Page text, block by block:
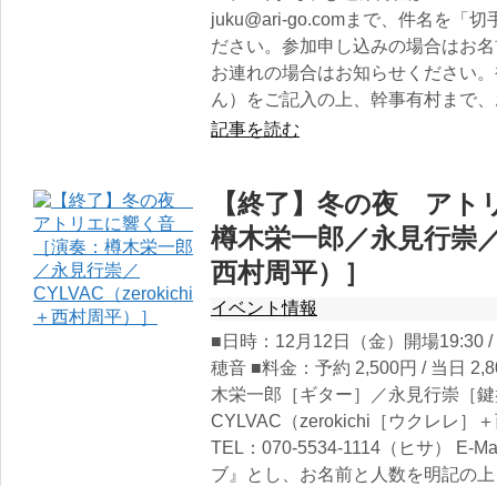
juku@ari-go.comまで、件名を「
ださい。参加申し込みの場合はお
お連れの場合はお知らせください
ん）をご記入の上、幹事有村まで
記事を読む
【終了】冬の夜 ア
樽木栄一郎／永見行崇
西村周平）］
イベント情報
■日時：12月12日（金）開場19:30
穂音 ■料金：予約 2,500円 / 当日
木栄一郎［ギター］／永見行崇［
CYLVAC（zerokichi［ウクレレ］
TEL：070-5534-1114（ヒサ） E-
ブ』とし、お名前と人数を明記の